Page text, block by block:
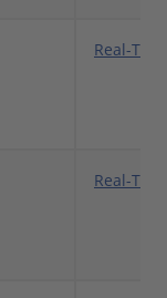
Real-
Real-